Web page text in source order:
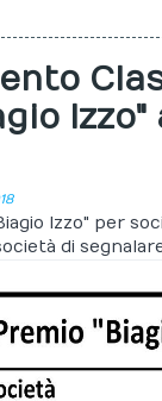
Izzo"
Izzo" per
di